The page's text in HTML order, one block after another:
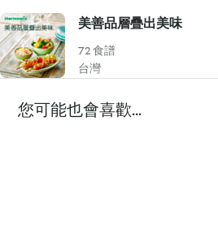
美善品層疊出美味
72 食譜
台灣
您可能也會喜歡...